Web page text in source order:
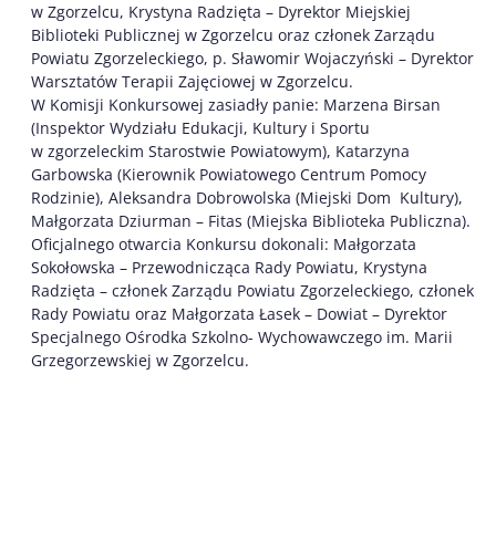
w Zgorzelcu, Krystyna Radzięta – Dyrektor Miejskiej
Biblioteki Publicznej w Zgorzelcu oraz członek Zarządu
Powiatu Zgorzeleckiego, p. Sławomir Wojaczyński – Dyrektor
Warsztatów Terapii Zajęciowej w Zgorzelcu.
W Komisji Konkursowej zasiadły panie: Marzena Birsan
(Inspektor Wydziału Edukacji, Kultury i Sportu
w zgorzeleckim Starostwie Powiatowym), Katarzyna
Garbowska (Kierownik Powiatowego Centrum Pomocy
Rodzinie), Aleksandra Dobrowolska (Miejski Dom Kultury),
Małgorzata Dziurman – Fitas (Miejska Biblioteka Publiczna).
Oficjalnego otwarcia Konkursu dokonali: Małgorzata
Sokołowska – Przewodnicząca Rady Powiatu, Krystyna
Radzięta – członek Zarządu Powiatu Zgorzeleckiego, członek
Rady Powiatu oraz Małgorzata Łasek – Dowiat – Dyrektor
Specjalnego Ośrodka Szkolno- Wychowawczego im. Marii
Grzegorzewskiej w Zgorzelcu.